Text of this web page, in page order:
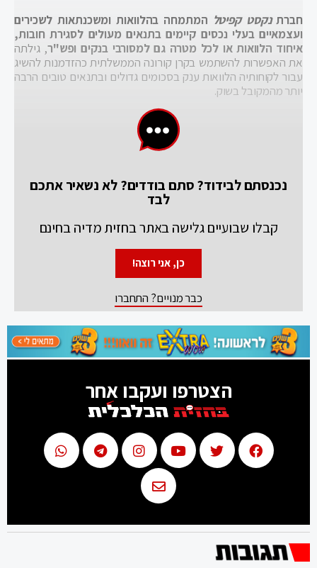
חברתנקסט קפיטל המתמחה בהלוואות ומשכנתאות לשכירים
ועצמאיים בעלי נכסים קיימים בתנאים מעולים לסגירת חובות,
איחוד הלוואות או לכל מטרה גם למסורבי בנקים ופש"ר, גילתה
את האפשרות להשתמש בקרן קורונה הממשלתית כהזדמנות להשיג
עבור לקוחותיה הלוואות ענק בסכומים גדולים ובתנאים טובים הרבה
יותר מהמקובל בשוק.
נכנסתם לבידוד? סתם בודדים? לא נשאיר אתכם
לבד
קבלו שבועיים גלישה באתר בחזית מדיה בחינם
כן, אני רוצה!
כבר מנויים? התחברו
הצטרפו ועקבו אחר